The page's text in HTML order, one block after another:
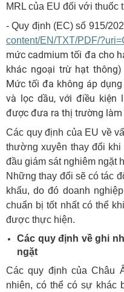
MRL của EU đối với thuốc
- Quy định (EC) số 915/
content/EN/TXT/PDF/
mức cadmium tối đa cho
khác ngoại trừ hạt
Mức tối đa không áp
và lọc dầu, với điều kiện
được đưa ra thị trường
Các quy định của EU về
thường xuyên thay đổi
đầu giám sát nghiêm ngặt
Những thay đổi sẽ có tác
khẩu, do đó doanh
chuẩn bị tốt nhất có thể
được thực hiện.
Các quy định về ghi
ngặt
Các quy định của Châu
nhiên, có thể có sự khác